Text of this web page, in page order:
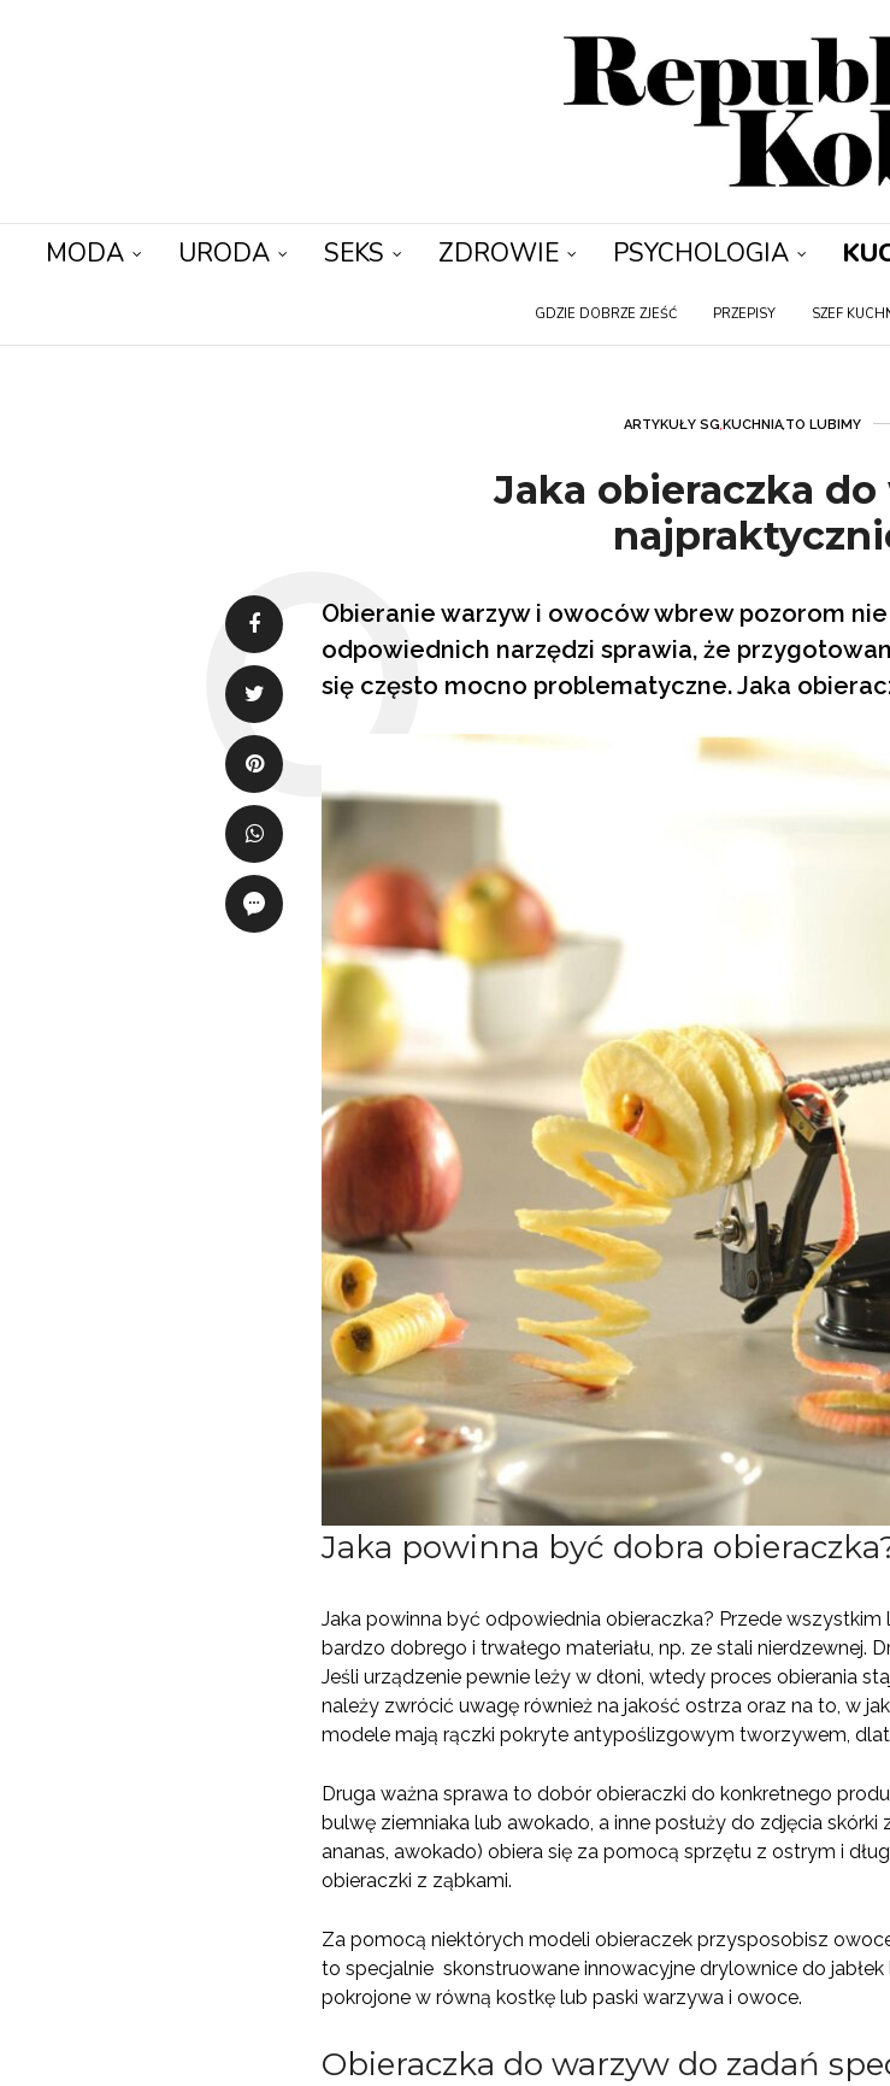
MODA URODA SEKS ZDROWIE PSYCHOLOGIA
GDZIE DOBRZE ZJEŚĆ PRZEPISY SZEF
ARTYKUŁY SG,KUCHNIA,TO LUBIMY
Jaka obieraczka
Obieranie warzyw i owoców wbrew pozorom
odpowiednich narzędzi sprawia, że
się często mocno problematyczne. Jaka
Jaka powinna być dobra
Jaka powinna być odpowiednia obieraczka? Przede
bardzo dobrego i trwałego materiału, np. ze stali
Jeśli urządzenie pewnie leży w dłoni, wtedy proces obierania
należy zwrócić uwagę również na jakość ostrza oraz na to, w
modele mają rączki pokryte antypoślizgowym tworzywem,
Druga ważna sprawa to dobór obieraczki do konkretnego
bulwę ziemniaka lub awokado, a inne posłuży do zdjęcia
ananas, awokado) obiera się za pomocą sprzętu z ostrym i
obieraczki z ząbkami.
Za pomocą niektórych modeli obieraczek przysposobisz
to specjalnie skonstruowane innowacyjne drylownice do
pokrojone w równą kostkę lub paski warzywa i owoce.
Obieraczka do warzyw do zadań